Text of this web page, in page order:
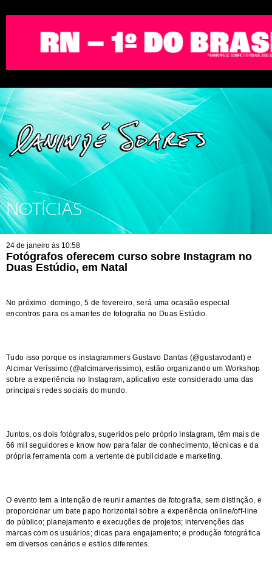
NOTÍCIAS
24 de janeiro às 10:58
Fotógrafos oferecem curso sobre Instagram no
Duas Estúdio, em Natal
No próximo domingo, 5 de fevereiro, será uma ocasião especial
encontros para os amantes de fotografia no Duas Estúdio.
Tudo isso porque os instagrammers Gustavo Dantas (@gustavodant) e
Alcimar Veríssimo (@alcimarverissimo), estão organizando um Workshop
sobre a experiência no Instagram, aplicativo este considerado uma das
principais redes sociais do mundo.
Juntos, os dois fotógrafos, sugeridos pelo próprio Instagram, têm mais de
66 mil seguidores e know how para falar de conhecimento, técnicas e da
própria ferramenta com a vertente de publicidade e marketing.
O evento tem a intenção de reunir amantes de fotografia, sem distinção, e
proporcionar um bate papo horizontal sobre a experiência online/off-line
do público; planejamento e execuções de projetos; intervenções das
marcas com os usuários; dicas para engajamento; e produção fotográfica
em diversos cenários e estilos diferentes.